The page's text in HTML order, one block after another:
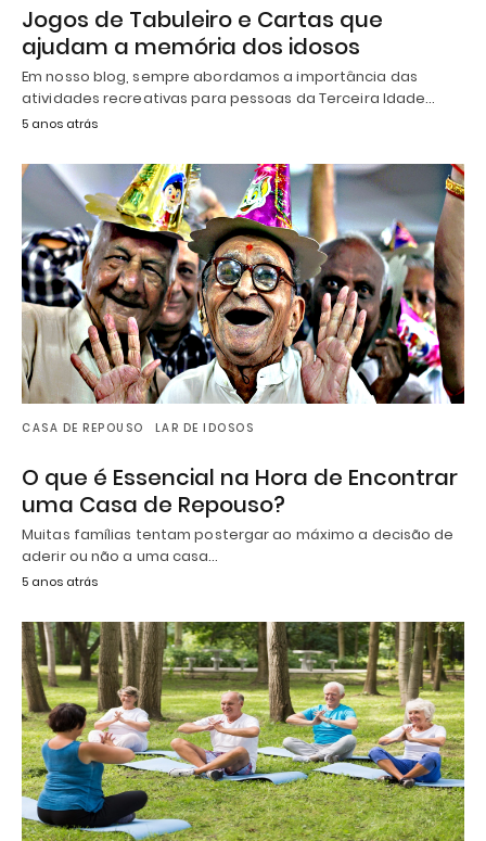
Jogos de Tabuleiro e Cartas que
ajudam a memória dos idosos
Em nosso blog, sempre abordamos a importância das
atividades recreativas para pessoas da Terceira Idade…
5 anos atrás
CASA DE REPOUSO LAR DE IDOSOS
O que é Essencial na Hora de Encontrar
uma Casa de Repouso?
Muitas famílias tentam postergar ao máximo a decisão de
aderir ou não a uma casa…
5 anos atrás